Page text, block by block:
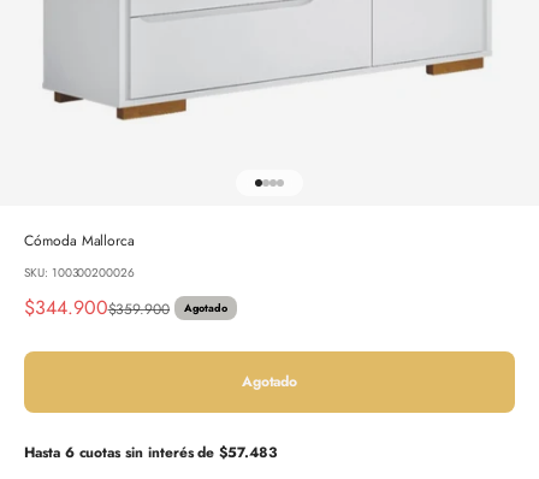
Ir al artículo 1
Ir al artículo 2
Ir al artículo 3
Ir al artículo 4
Cómoda Mallorca
SKU: 100300200026
Precio de oferta
$344.900Precio normal
$359.900 Agotado
Agotado
Hasta 6 cuotas sin interés de$57.483